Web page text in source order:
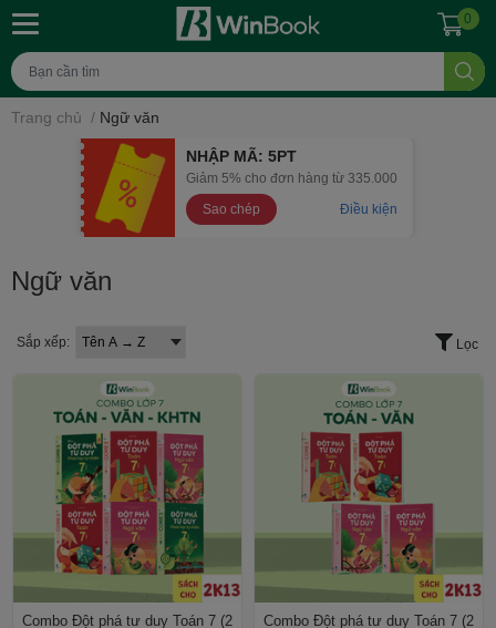
0
Trang chủ / Ngữ văn
NHẬP MÃ: 5PT
Giảm 5% cho đơn hàng từ 335.000
Sao chép
Điều kiện
Ngữ văn
Sắp xếp: Lọc
Combo Đột phá tư duy Toán 7 (2
Combo Đột phá tư duy Toán 7 (2